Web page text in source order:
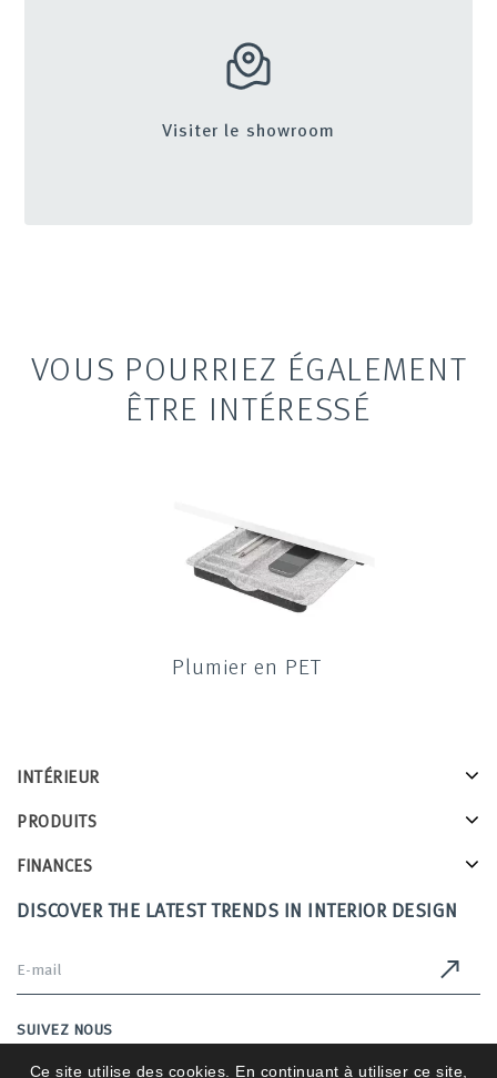
Visiter le showroom
VOUS POURRIEZ ÉGALEMENT
ÊTRE INTÉRESSÉ
Plumier en PET
INTÉRIEUR
PRODUITS
FINANCES
DISCOVER THE LATEST TRENDS IN INTERIOR DESIGN
SUIVEZ NOUS
Ce site utilise des cookies. En continuant à utiliser ce site,